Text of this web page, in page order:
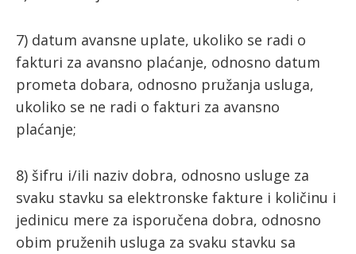
7) datum avansne uplate, ukoliko se radi o
fakturi za avansno plaćanje, odnosno datum
prometa dobara, odnosno pružanja usluga,
ukoliko se ne radi o fakturi za avansno
plaćanje;
8) šifru i/ili naziv dobra, odnosno usluge za
svaku stavku sa elektronske fakture i količinu i
jedinicu mere za isporučena dobra, odnosno
obim pruženih usluga za svaku stavku sa